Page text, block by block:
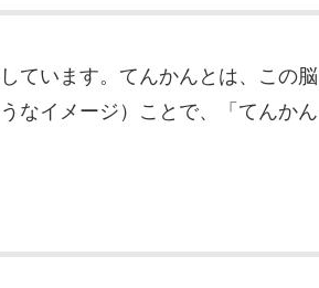
ています。てんかんとは、この脳
なイメージ）ことで、「てんかん